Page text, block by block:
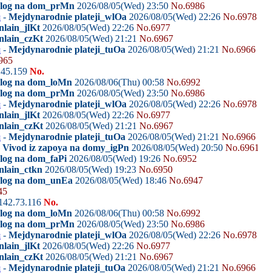
na dom_prMn 2026/08/05(Wed) 23:50 No.6986
- Mejdynarodnie plateji_wlOa 2026/08/05(Wed) 22:26 No.6978
2026/08/05(Wed) 22:26 No.6977
2026/08/05(Wed) 21:21 No.6967
- Mejdynarodnie plateji_tuOa 2026/08/05(Wed) 21:21 No.6966
No.
na dom_loMn 2026/08/06(Thu) 00:58 No.6992
na dom_prMn 2026/08/05(Wed) 23:50 No.6986
- Mejdynarodnie plateji_wlOa 2026/08/05(Wed) 22:26 No.6978
2026/08/05(Wed) 22:26 No.6977
2026/08/05(Wed) 21:21 No.6967
- Mejdynarodnie plateji_tuOa 2026/08/05(Wed) 21:21 No.6966
Vivod iz zapoya na domy_igPn 2026/08/05(Wed) 20:50 No.6961
na dom_faPi 2026/08/05(Wed) 19:26 No.6952
2026/08/05(Wed) 19:23 No.6950
na dom_unEa 2026/08/05(Wed) 18:46 No.6947
No.
na dom_loMn 2026/08/06(Thu) 00:58 No.6992
na dom_prMn 2026/08/05(Wed) 23:50 No.6986
- Mejdynarodnie plateji_wlOa 2026/08/05(Wed) 22:26 No.6978
2026/08/05(Wed) 22:26 No.6977
2026/08/05(Wed) 21:21 No.6967
- Mejdynarodnie plateji_tuOa 2026/08/05(Wed) 21:21 No.6966